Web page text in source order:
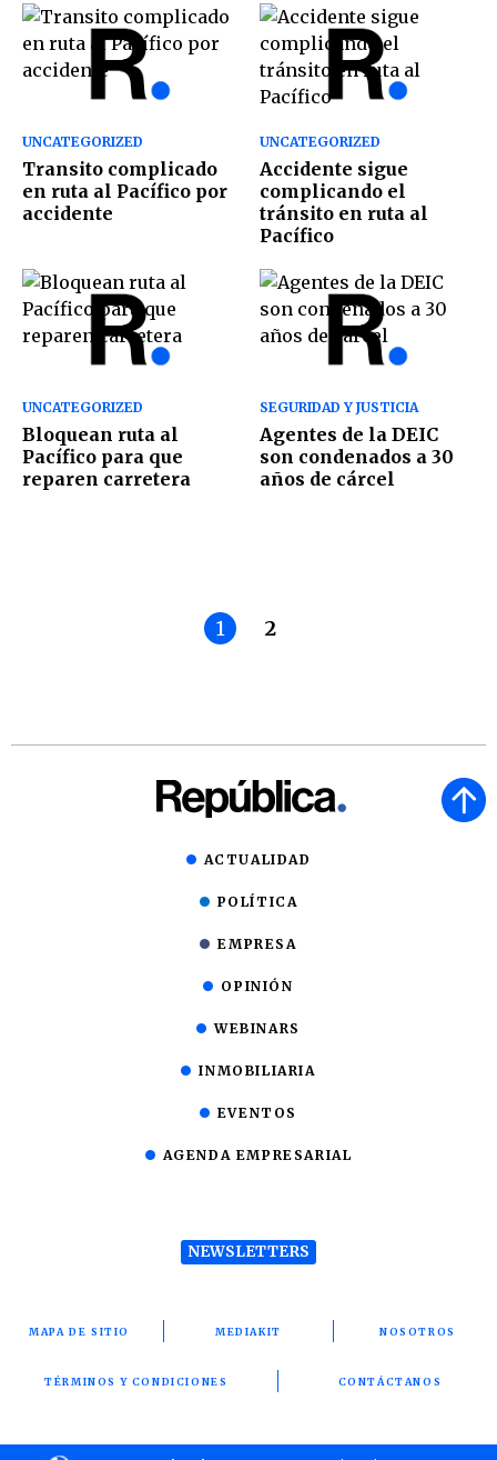
UNCATEGORIZED
Transito complicado
en ruta al Pacífico por
accidente
UNCATEGORIZED
Accidente sigue
complicando el
tránsito en ruta al
Pacífico
UNCATEGORIZED
Bloquean ruta al
Pacífico para que
reparen carretera
SEGURIDAD Y JUSTICIA
Agentes de la DEIC
son condenados a 30
años de cárcel
1 2
ACTUALIDAD
POLÍTICA
EMPRESA
OPINIÓN
WEBINARS
INMOBILIARIA
EVENTOS
AGENDA EMPRESARIAL
NEWSLETTERS
MAPA DE SITIO MEDIAKIT NOSOTROS
TÉRMINOS Y CONDICIONES CONTÁCTANOS